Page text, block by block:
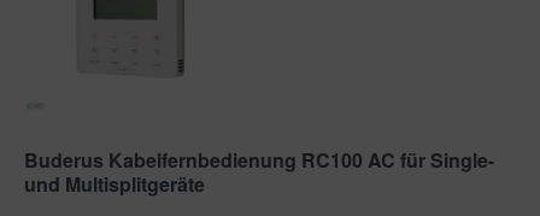
Buderus Kabelfernbedienung RC100 AC für Single-
und Multisplitgeräte